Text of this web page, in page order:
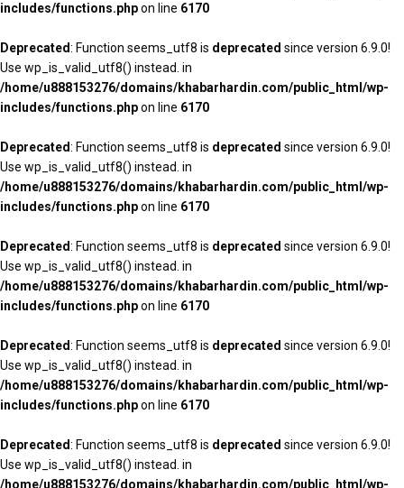
includes/functions.phpon line 6170
Deprecated: Function seems_utf8 is deprecated since version 6.9.0!
Use wp_is_valid_utf8() instead. in
/home/u888153276/domains/khabarhardin.com/public_html/wp-
includes/functions.phpon line 6170
Deprecated: Function seems_utf8 is deprecated since version 6.9.0!
Use wp_is_valid_utf8() instead. in
/home/u888153276/domains/khabarhardin.com/public_html/wp-
includes/functions.phpon line 6170
Deprecated: Function seems_utf8 is deprecated since version 6.9.0!
Use wp_is_valid_utf8() instead. in
/home/u888153276/domains/khabarhardin.com/public_html/wp-
includes/functions.phpon line 6170
Deprecated: Function seems_utf8 is deprecated since version 6.9.0!
Use wp_is_valid_utf8() instead. in
/home/u888153276/domains/khabarhardin.com/public_html/wp-
includes/functions.phpon line 6170
Deprecated: Function seems_utf8 is deprecated since version 6.9.0!
Use wp_is_valid_utf8() instead. in
/home/u888153276/domains/khabarhardin.com/public_html/wp-